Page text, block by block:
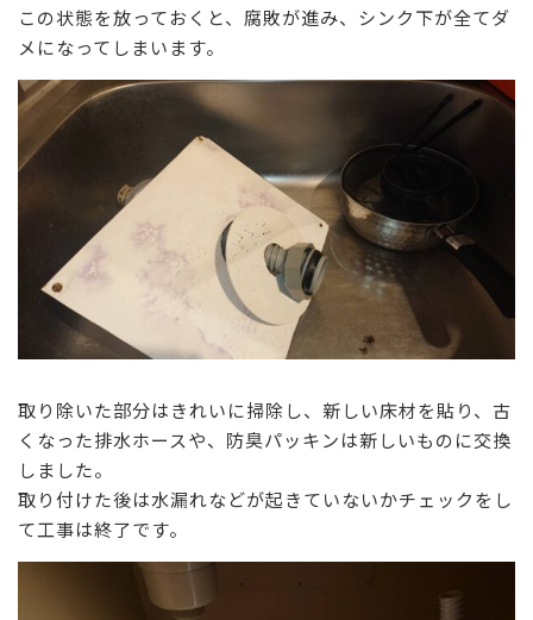
この状態を放っておくと、腐敗が進み、シンク下が全てダ
メになってしまいます。
取り除いた部分はきれいに掃除し、新しい床材を貼り、古
くなった排水ホースや、防臭パッキンは新しいものに交換
しました。
取り付けた後は水漏れなどが起きていないかチェックをし
て工事は終了です。